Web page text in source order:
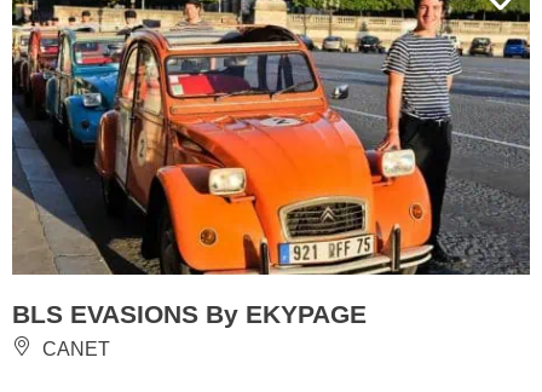
BLS EVASIONS By EKYPAGE
CANET